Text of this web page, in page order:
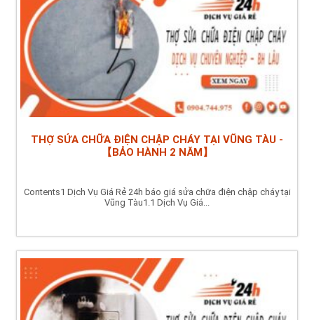
THỢ SỬA CHỮA ĐIỆN CHẬP CHÁY TẠI VŨNG TÀU -
【BẢO HÀNH 2 NĂM】
Contents1 Dịch Vụ Giá Rẻ 24h báo giá sửa chữa điện chập cháy tại
Vũng Tàu1.1 Dịch Vụ Giá...